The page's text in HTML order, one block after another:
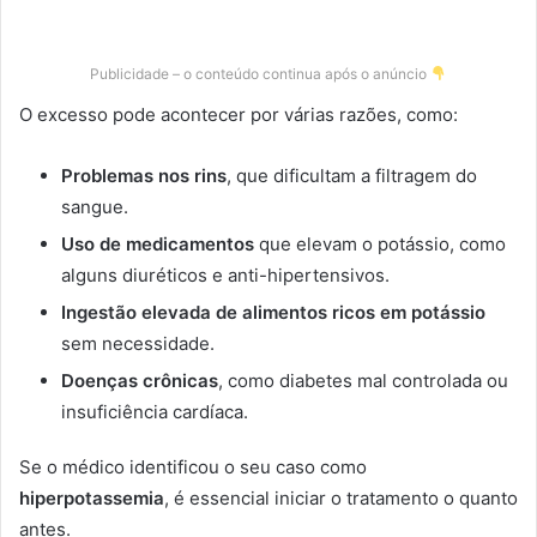
Publicidade – o conteúdo continua após o anúncio
O excesso pode acontecer por várias razões, como:
Problemas nos rins, que dificultam a filtragem do
sangue.
Uso de medicamentos que elevam o potássio, como
alguns diuréticos e anti-hipertensivos.
Ingestão elevada de alimentos ricos em potássio
sem necessidade.
Doenças crônicas, como diabetes mal controlada ou
insuficiência cardíaca.
Se o médico identificou o seu caso como
hiperpotassemia, é essencial iniciar o tratamento o quanto
antes.